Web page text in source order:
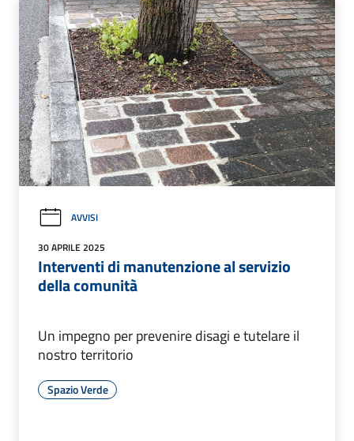
AVVISI
30 APRILE 2025
Interventi di manutenzione al servizio
della comunità
Un impegno per prevenire disagi e tutelare il
nostro territorio
Spazio Verde